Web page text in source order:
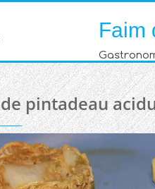
Faim
pintadeau